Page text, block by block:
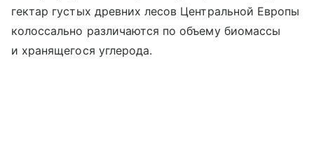
гектар густых древних лесов Центральной Европы
колоссально различаются по объему биомассы
и хранящегося углерода.